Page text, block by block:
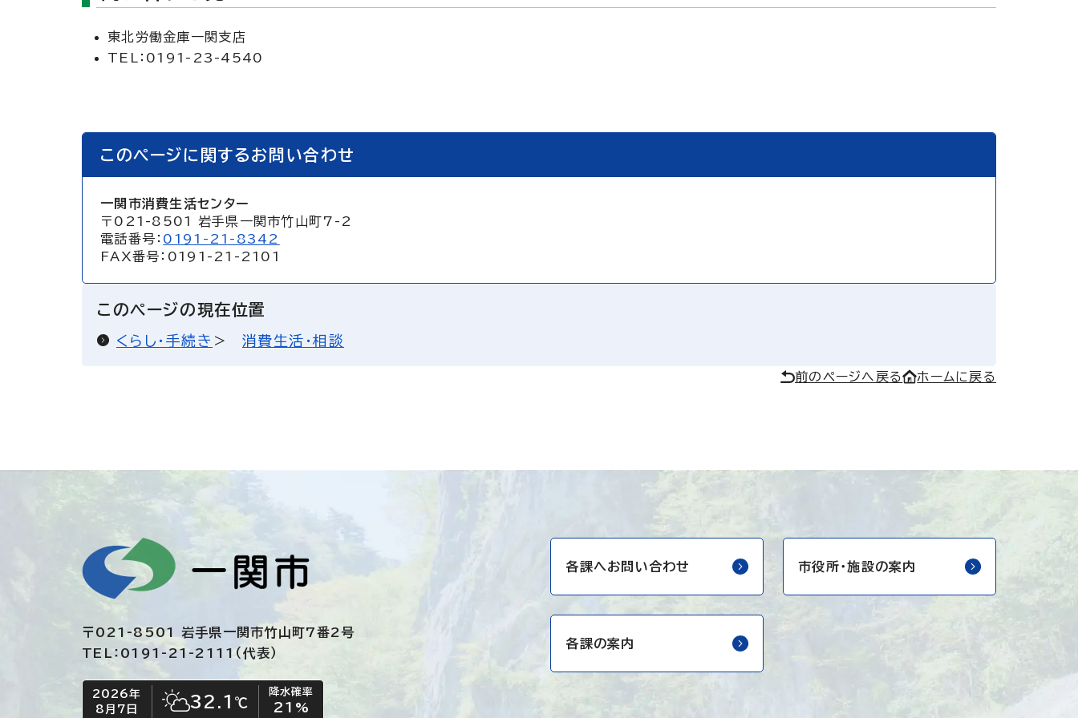
東北労働金庫一関支店
TEL：0191-23-4540
このページに関するお問い合わせ
一関市消費生活センター
〒021-8501 岩手県一関市竹山町7-2
電話番号： 0191-21-8342
FAX番号：0191-21-2101
このページの現在位置
くらし・手続き 消費生活・相談
前のページへ戻る ホームに戻る
〒021-8501 岩手県一関市竹山町7番2号
TEL：0191-21-2111（代表）
今日の日付
2026年
8月7日
今日の天気
晴れ時々くもり
32.1℃
降水確率
21 %
各課へお問い合わせ 市役所・施設の案内
各課の案内